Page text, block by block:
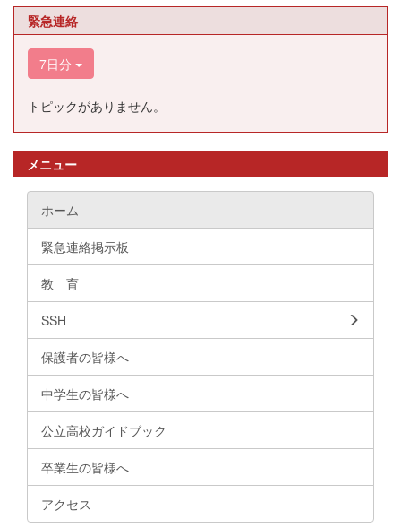
緊急連絡
7日分
トピックがありません。
メニュー
ホーム
緊急連絡掲示板
教 育
SSH
保護者の皆様へ
中学生の皆様へ
公立高校ガイドブック
卒業生の皆様へ
アクセス